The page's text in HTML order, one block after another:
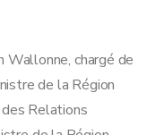
chargé de
de la Région
Relations